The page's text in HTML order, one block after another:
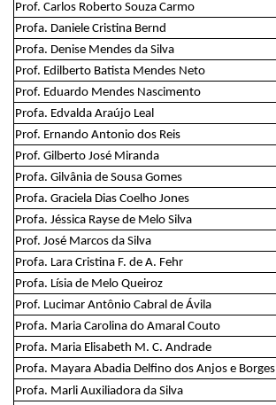
Prof. Carlos Roberto Souza Carmo
Profa. Daniele Cristina Bernd
Profa. Denise Mendes da Silva
Prof. Edilberto Batista Mendes Neto
Prof. Eduardo Mendes Nascimento
Profa. Edvalda Araújo Leal
Prof. Ernando Antonio dos Reis
Prof. Gilberto José Miranda
Profa. Gilvânia de Sousa Gomes
Profa. Graciela Dias Coelho Jones
Profa. Jéssica Rayse de Melo Silva
Prof. José Marcos da Silva
Profa. Lara Cristina F. de A. Fehr
Profa. Lísia de Melo Queiroz
Prof. Lucimar Antônio Cabral de Ávila
Profa. Maria Carolina do Amaral Couto
Profa. Maria Elisabeth M. C. Andrade
Profa. Mayara Abadia Delfino dos Anjos e Borges
Profa. Marli Auxiliadora da Silva